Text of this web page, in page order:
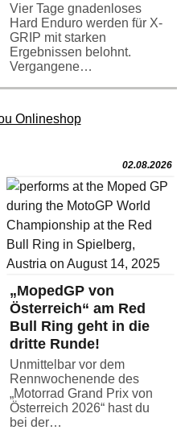
Vier Tage gnadenloses
Hard Enduro werden für X-
GRIP mit starken
Ergebnissen belohnt.
Vergangene…
02.08.2026
„MopedGP von
Österreich“ am Red
Bull Ring geht in die
dritte Runde!
Unmittelbar vor dem
Rennwochenende des
„Motorrad Grand Prix von
Österreich 2026“ hast du
bei der…